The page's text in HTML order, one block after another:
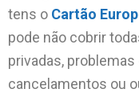
tens o Cartão
pode não cobrir
privadas,
cancelamentos ou